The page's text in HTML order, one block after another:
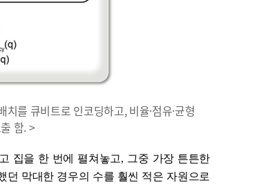
를 큐비트로 인코딩하고, 비율·점유·균형
함. >
집을 한 번에 펼쳐놓고, 그중 가장 튼튼한
던 막대한 경우의 수를 훨씬 적은 자원으로